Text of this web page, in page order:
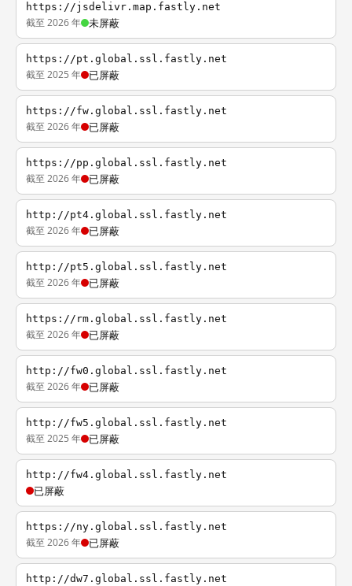
https://jsdelivr.map.fastly.net
截至 2026 年 未屏蔽
https://pt.global.ssl.fastly.net
截至 2025 年 已屏蔽
https://fw.global.ssl.fastly.net
截至 2026 年 已屏蔽
https://pp.global.ssl.fastly.net
截至 2026 年 已屏蔽
http://pt4.global.ssl.fastly.net
截至 2026 年 已屏蔽
http://pt5.global.ssl.fastly.net
截至 2026 年 已屏蔽
https://rm.global.ssl.fastly.net
截至 2026 年 已屏蔽
http://fw0.global.ssl.fastly.net
截至 2026 年 已屏蔽
http://fw5.global.ssl.fastly.net
截至 2025 年 已屏蔽
http://fw4.global.ssl.fastly.net
已屏蔽
https://ny.global.ssl.fastly.net
截至 2026 年 已屏蔽
http://dw7.global.ssl.fastly.net